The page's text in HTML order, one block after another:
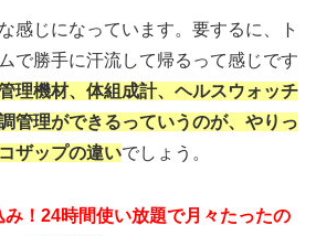
感じになっています。要するに、ト
で勝手に汗流して帰るって感じです
理機材、体組成計、ヘルスウォッチ
管理ができるっていうのが、やりっ
ザップの違いでしょう。
！24時間使い放題で月々たったの